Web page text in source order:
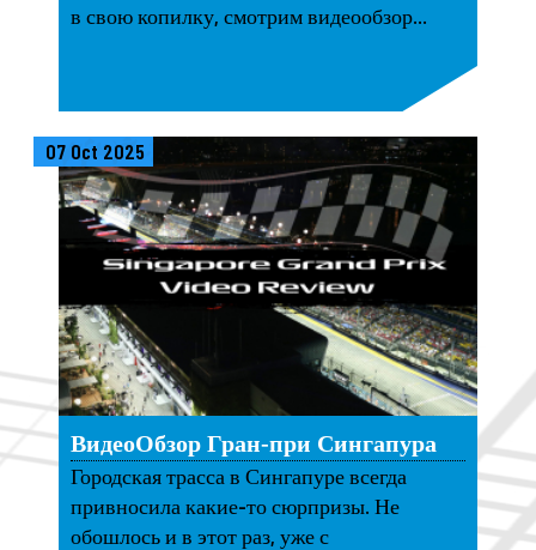
в свою копилку, смотрим видеообзор...
07 Oct 2025
ВидеоОбзор Гран-при Сингапура
Городская трасса в Сингапуре всегда
привносила какие-то сюрпризы. Не
обошлось и в этот раз, уже с